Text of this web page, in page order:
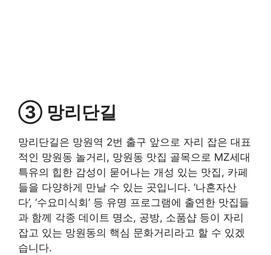
③ 망리단길
망리단길은 망원역 2번 출구 앞으로 자리 잡은 대표
적인 망원동 놀거리, 망원동 맛집 골목으로 MZ세대
특유의 힙한 감성이 묻어나는 개성 있는 맛집, 카페
들을 다양하게 만날 수 있는 곳입니다. ‘나혼자산
다’, ‘수요미식회’ 등 유명 프로그램에 출연한 맛집들
과 함께 각종 데이트 명소, 공방, 소품샵 등이 자리
잡고 있는 망원동의 핵심 문화거리라고 할 수 있겠
습니다.